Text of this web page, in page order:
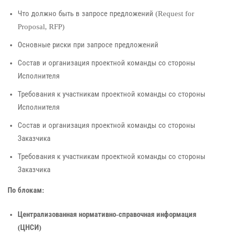
Что должно быть в запросе предложений (Request for
Proposal, RFP)
Основные риски при запросе предложений
Состав и организация проектной команды со стороны
Исполнителя
Требования к участникам проектной команды со стороны
Исполнителя
Состав и организация проектной команды со стороны
Заказчика
Требования к участникам проектной команды со стороны
Заказчика
По блокам:
Централизованная нормативно-справочная информация
(ЦНСИ)